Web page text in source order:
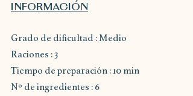
INFORMACIÓN
Grado de dificultad : Medio
Raciones : 3
Tiempo de preparación : 10 min
Nº de ingredientes : 6